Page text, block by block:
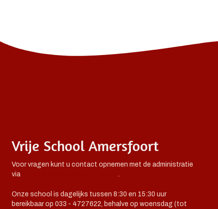
Vrije School Amersfoort
Voor vragen kunt u contact opnemen met de administratie
via
Onze school is dagelijks tussen 8:30 en 15:30 uur
bereikbaar op 033 - 4727622, behalve op woensdag (tot